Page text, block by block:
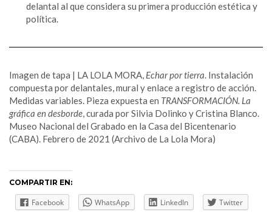
delantal al que considera su primera producción estética y
política.
Imagen de tapa | LA LOLA MORA, Echar por tierra. Instalación
compuesta por delantales, mural y enlace a registro de acción.
Medidas variables. Pieza expuesta en TRANSFORMACIÓN. La
gráfica en desborde, curada por Silvia Dolinko y Cristina Blanco.
Museo Nacional del Grabado en la Casa del Bicentenario
(CABA). Febrero de 2021 (Archivo de La Lola Mora)
COMPARTIR EN:
Facebook WhatsApp LinkedIn Twitter